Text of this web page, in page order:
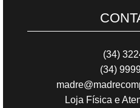
(34)
(34)
Loja Física e